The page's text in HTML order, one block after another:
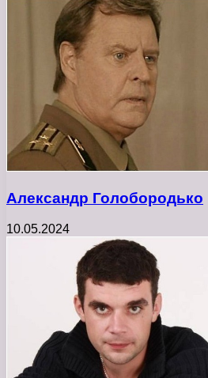
Александр Голобородько
10.05.2024